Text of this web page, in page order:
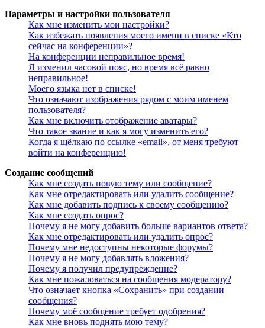
Параметры и настройки пользователя
Как мне изменить мои настройки?
Как избежать появления моего имени в списке «Кто
сейчас на конференции»?
На конференции неправильное время!
Я изменил часовой пояс, но время всё равно
неправильное!
Моего языка нет в списке!
Что означают изображения рядом с моим именем
пользователя?
Как мне включить отображение аватары?
Что такое звание и как я могу изменить его?
Когда я щёлкаю по ссылке «email», от меня требуют
войти на конференцию!
Создание сообщений
Как мне создать новую тему или сообщение?
Как мне отредактировать или удалить сообщение?
Как мне добавить подпись к своему сообщению?
Как мне создать опрос?
Почему я не могу добавить больше вариантов ответа?
Как мне отредактировать или удалить опрос?
Почему мне недоступны некоторые форумы?
Почему я не могу добавлять вложения?
Почему я получил предупреждение?
Как мне пожаловаться на сообщения модератору?
Что означает кнопка «Сохранить» при создании
сообщения?
Почему моё сообщение требует одобрения?
Как мне вновь поднять мою тему?